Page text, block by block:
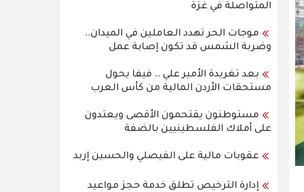
المتواصلة في غزة
موجات الحر تهدد العاملين في الميدان..
وضربة الشمس قد تكون إصابة عمل
بعد تغريدة الأمير علي .. فيفا يحول
مستحقات الأردن المالية من كأس العرب
مستوطنون يقتحمون الأقصى ويعتدون
على أملاك الفلسطينيين بالضفة
عقوبات مالية على الفيصلي والحسين إربد
إدارة الترخيص تطلق خدمة حجز مواعيد